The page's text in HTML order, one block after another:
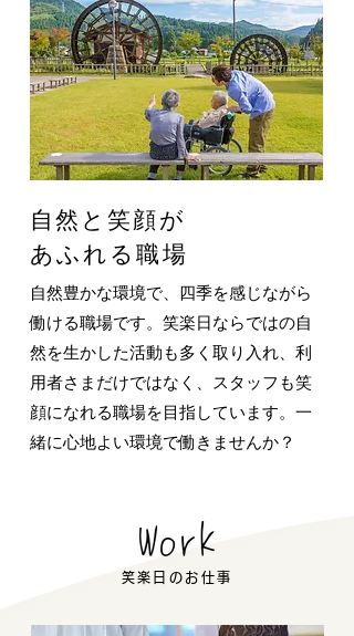
自然と笑顔が
あふれる職場
自然豊かな環境で、四季を感じながら
働ける職場です。笑楽日ならではの自
然を生かした活動も多く取り入れ、利
用者さまだけではなく、スタッフも笑
顔になれる職場を目指しています。一
緒に心地よい環境で働きませんか？
笑楽日のお仕事